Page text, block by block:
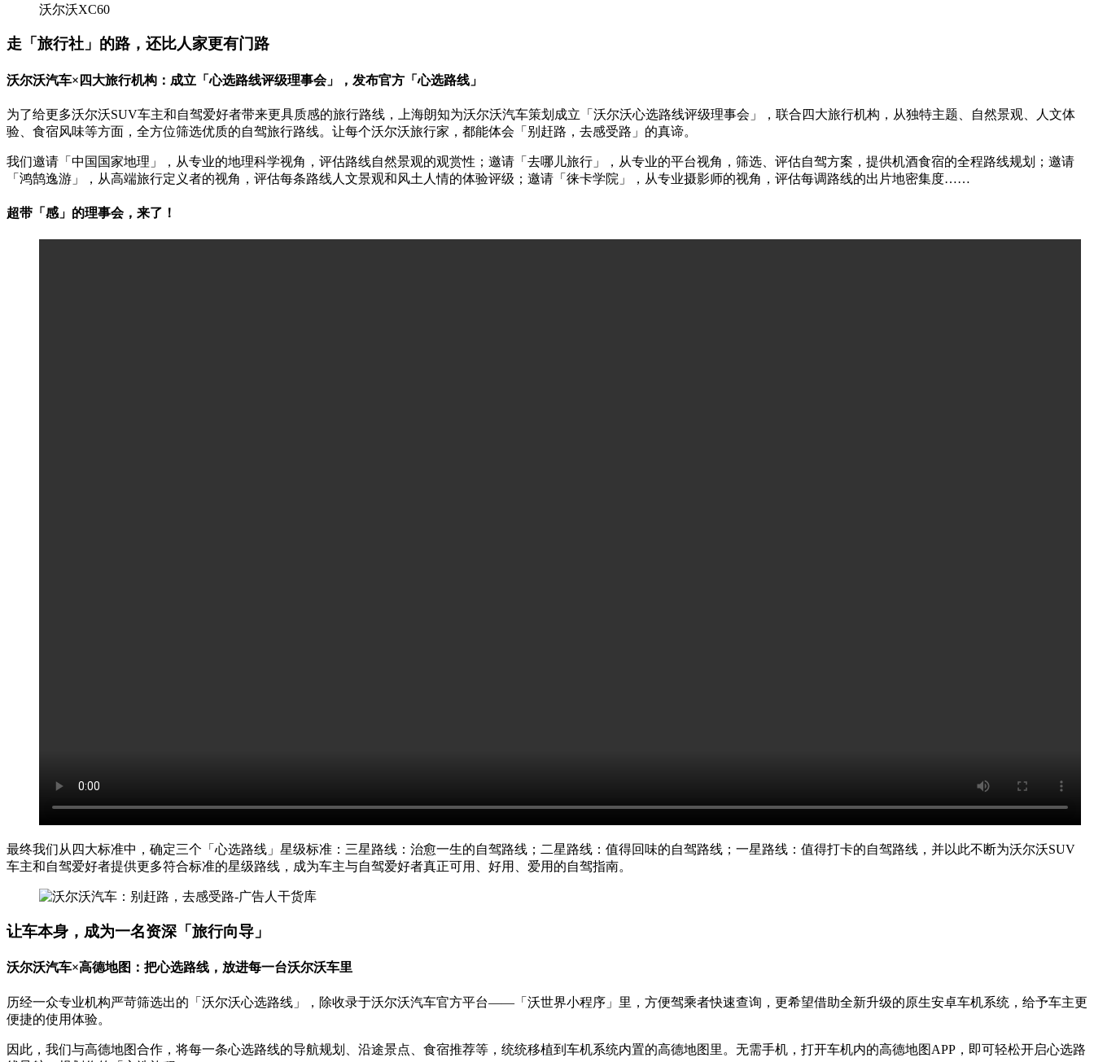
沃尔沃XC60
走「旅行社」的路，还比人家更有门路
沃尔沃汽车×四大旅行机构：成立「心选路线评级理事会」，发布官方「心选路线」
为了给更多沃尔沃SUV车主和自驾爱好者带来更具质感的旅行路线，上海朗知为沃尔沃汽车策划成立「沃尔沃心选路线评级理事会」，联合四大旅行机构，从独特主题、自然景观、人文体
验、食宿风味等方面，全方位筛选优质的自驾旅行路线。让每个沃尔沃旅行家，都能体会「别赶路，去感受路」的真谛。
我们邀请「中国国家地理」，从专业的地理科学视角，评估路线自然景观的观赏性；邀请「去哪儿旅行」，从专业的平台视角，筛选、评估自驾方案，提供机酒食宿的全程路线规划；邀请
「鸿鹄逸游」，从高端旅行定义者的视角，评估每条路线人文景观和风土人情的体验评级；邀请「徕卡学院」，从专业摄影师的视角，评估每调路线的出片地密集度……
超带「感」的理事会，来了！
最终我们从四大标准中，确定三个「心选路线」星级标准：三星路线：治愈一生的自驾路线；二星路线：值得回味的自驾路线；一星路线：值得打卡的自驾路线，并以此不断为沃尔沃SUV
车主和自驾爱好者提供更多符合标准的星级路线，成为车主与自驾爱好者真正可用、好用、爱用的自驾指南。
让车本身，成为一名资深「旅行向导」
沃尔沃汽车×高德地图： 把心选路线，放进每一台沃尔沃车里
历经一众专业机构严苛筛选出的「沃尔沃心选路线」，除收录于沃尔沃汽车官方平台——「沃世界小程序」里，方便驾乘者快速查询，更希望借助全新升级的原生安卓车机系统，给予车主更
便捷的使用体验。
因此，我们与高德地图合作，将每一条心选路线的导航规划、沿途景点、食宿推荐等，统统移植到车机系统内置的高德地图里。无需手机，打开车机内的高德地图APP，即可轻松开启心选路